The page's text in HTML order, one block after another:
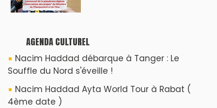
AGENDA CULTUREL
Nacim Haddad débarque à Tanger : Le
Souffle du Nord s'éveille !
Nacim Haddad Ayta World Tour à Rabat (
4ème date )